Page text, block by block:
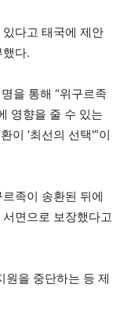
다고 태국에 제안
다.
을 통해 “위구르족
영향을 줄 수 있는
이 ‘최선의 선택'”이
족이 송환된 뒤에
면으로 보장했다고
원을 중단하는 등 제